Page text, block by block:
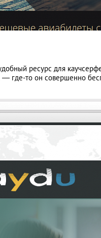
ресурс для
— где-то он совершенно